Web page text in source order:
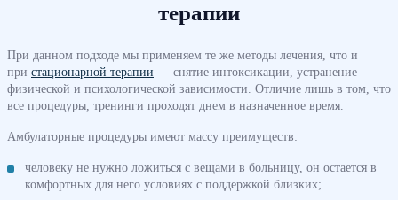
терапии
При данном подходе мы применяем те же методы лечения, что и
при стационарной терапии — снятие интоксикации, устранение
физической и психологической зависимости. Отличие лишь в том, что
все процедуры, тренинги проходят днем в назначенное время.
Амбулаторные процедуры имеют массу преимуществ:
человеку не нужно ложиться с вещами в больницу, он остается в
комфортных для него условиях с поддержкой близких;